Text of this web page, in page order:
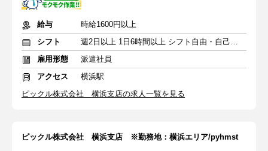
給与
時給1600円以上
シフト
週2日以上 1日6時間以上 シフト自由・自己申告
雇用形態
派遣社員
アクセス
横浜駅
ピックル株式会社 横浜支店の求人一覧を見る
ピックル株式会社 横浜支店 ※勤務地：横浜エリア/pyhmst